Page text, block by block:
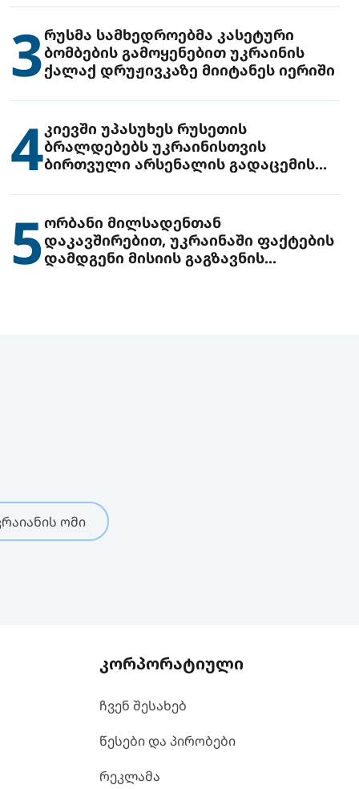
3რუსმა სამხედროებმა კასეტური
ბომბების გამოყენებით უკრაინის
ქალაქ დრუჟივკაზე მიიტანეს იერიში
4კიევში უპასუხეს რუსეთის
ბრალდებებს უკრაინისთვის
ბირთვული არსენალის გადაცემის
5ორბანი მილსადენთან
დაკავშირებით, უკრაინაში ფაქტების
დამდგენი მისიის გაგზავნის
ომი
კორპორატიული
ჩვენ შესახებ
წესები და პირობები
რეკლამა